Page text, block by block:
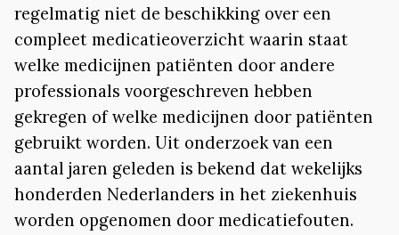
regelmatig niet de beschikking over een
compleet medicatieoverzicht waarin staat
welke medicijnen patiënten door andere
professionals voorgeschreven hebben
gekregen of welke medicijnen door patiënten
gebruikt worden. Uit onderzoek van een
aantal jaren geleden is bekend dat wekelijks
honderden Nederlanders in het ziekenhuis
worden opgenomen door medicatiefouten.